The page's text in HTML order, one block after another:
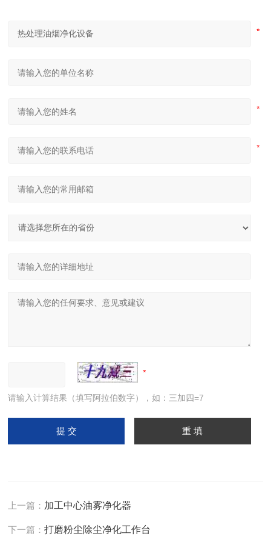
请输入计算结果（填写阿拉伯数字），如：三加四=7
上一篇： 加工中心油雾净化器
下一篇：打磨粉尘除尘净化工作台